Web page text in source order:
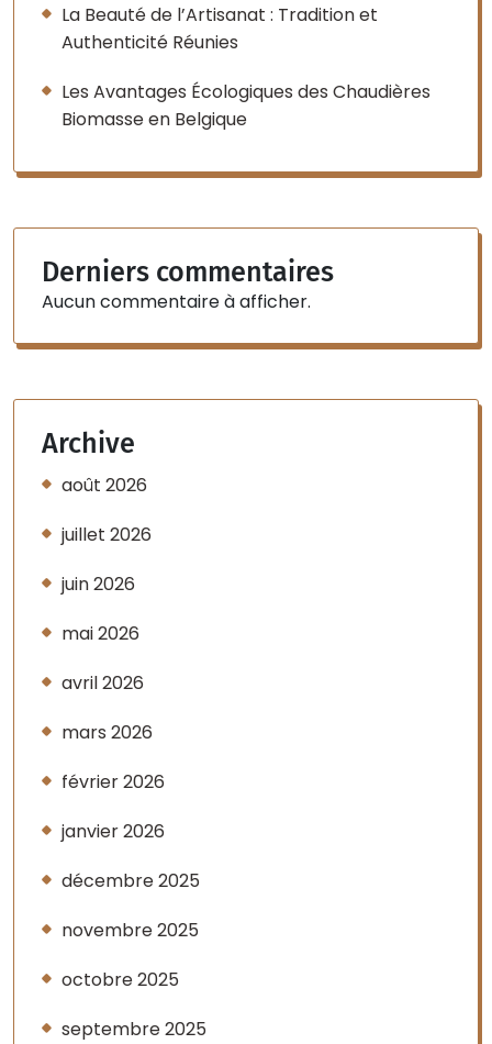
La Beauté de l’Artisanat : Tradition et
Authenticité Réunies
Les Avantages Écologiques des Chaudières
Biomasse en Belgique
Derniers commentaires
Aucun commentaire à afficher.
Archive
août 2026
juillet 2026
juin 2026
mai 2026
avril 2026
mars 2026
février 2026
janvier 2026
décembre 2025
novembre 2025
octobre 2025
septembre 2025